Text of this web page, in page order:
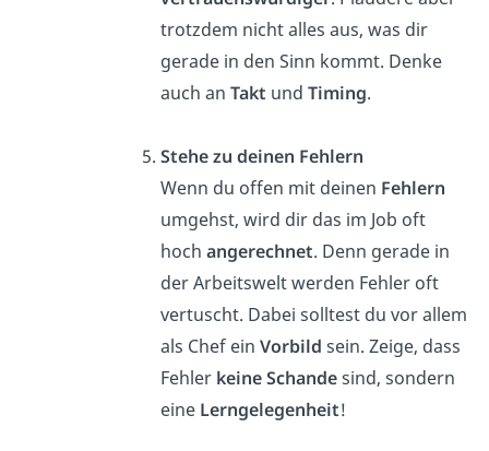
trotzdem nicht alles aus, was dir
gerade in den Sinn kommt. Denke
auch an Takt und Timing.
Stehe zu deinen Fehlern
Wenn du offen mit deinen Fehlern
umgehst, wird dir das im Job oft
hoch angerechnet. Denn gerade in
der Arbeitswelt werden Fehler oft
vertuscht. Dabei solltest du vor allem
als Chef ein Vorbild sein. Zeige, dass
Fehler keine Schandesind, sondern
eine Lerngelegenheit!